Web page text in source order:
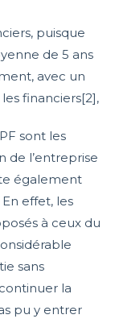
puisque
de 5 ans
avec un
financiers[2],
sont les
de l’entreprise
également
effet, les
à ceux du
sans
la
pu y entrer